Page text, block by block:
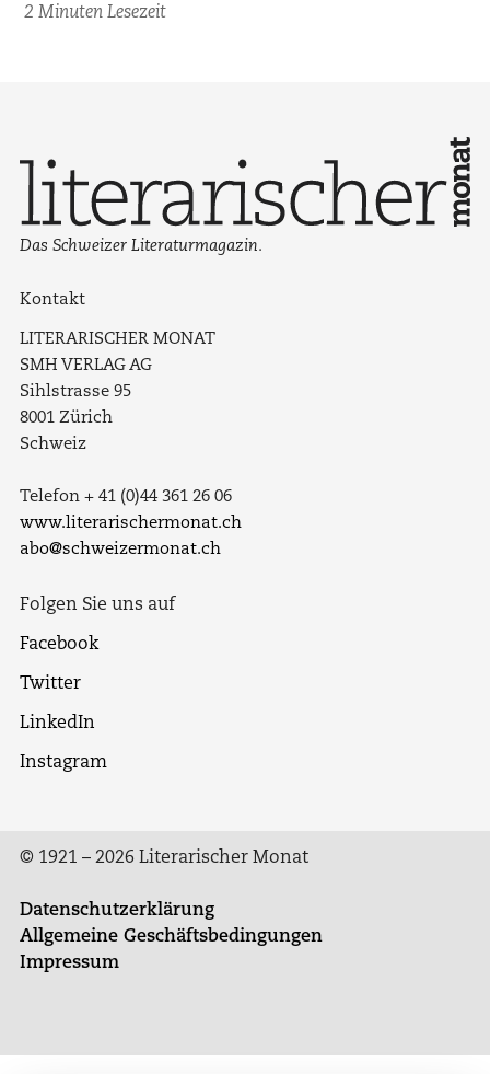
2 Minuten Lesezeit
Das Schweizer Literaturmagazin.
Kontakt
LITERARISCHER MONAT
SMH VERLAG AG
Sihlstrasse 95
8001 Zürich
Schweiz
Telefon + 41 (0)44 361 26 06
www.literarischermonat.ch
abo@schweizermonat.ch
Folgen Sie uns auf
Facebook
Twitter
LinkedIn
Instagram
© 1921 – 2026 Literarischer Monat
Datenschutzerklärung
Allgemeine Geschäftsbedingungen
Impressum